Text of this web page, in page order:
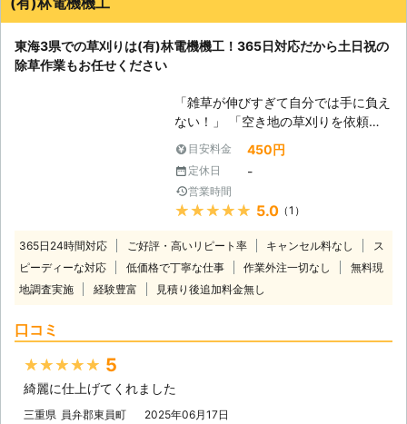
ち、気づけば自分では手のつけられな
だというときには、当店に草刈りをお
任せください。お庭作業に慣れたスタ
ッフが手際よくお手入れいたします。
●便利屋だからこそ併せてサービスす
ることも可能です！ 例えば、草刈り
を依頼するついでに庭にある古くなっ
具など、要らなくなった不用品を回収
することが可能です。また、草刈りの
みならず剪定や芝刈りなどの庭作業、
っています。便利屋ならではのサービ
ください。 便利屋LeaFでは草刈りを
はじめとし、便利屋としてさまざまな
東海3県での草刈りは(有)林電機機工！365日対応だから土日祝の
除草作業もお任せください
「雑草が伸びすぎて自分では手に負え
ない！」 「空き地の草刈りを依頼し
たい」 「草刈りしても生えてくる雑
草に悩まされている」 このように雑
草でお困りのときには、岐阜県土岐市
に拠点をおく(有)林電機機工に草刈り
をお任せください。当店は東海3県で
お庭仕事を承っています。とくに雑草
は放置しているとどんどん伸びてしま
い「自分でやるには時間がかかりそ
う」「草刈りしたいけど熱中症の心配
「休日だけど草刈りを依頼したい」そ
んなときは当店へ 当店は365日対応
目安料金 450円
定休日 -
営業時間
★★★★★ 5.0（1）
365日24時間対応 ご好評・高いリピート率 キャンセル料なし
ス
ピーディーな対応
低価格で丁寧な仕事 作業外注一切なし
無料現
地調査実施
経験豊富 見積り後追加料金無し
口コミ
★★★★★ 5
綺麗に仕上げてくれました
三重県 員弁郡東員町 2025年06月17日